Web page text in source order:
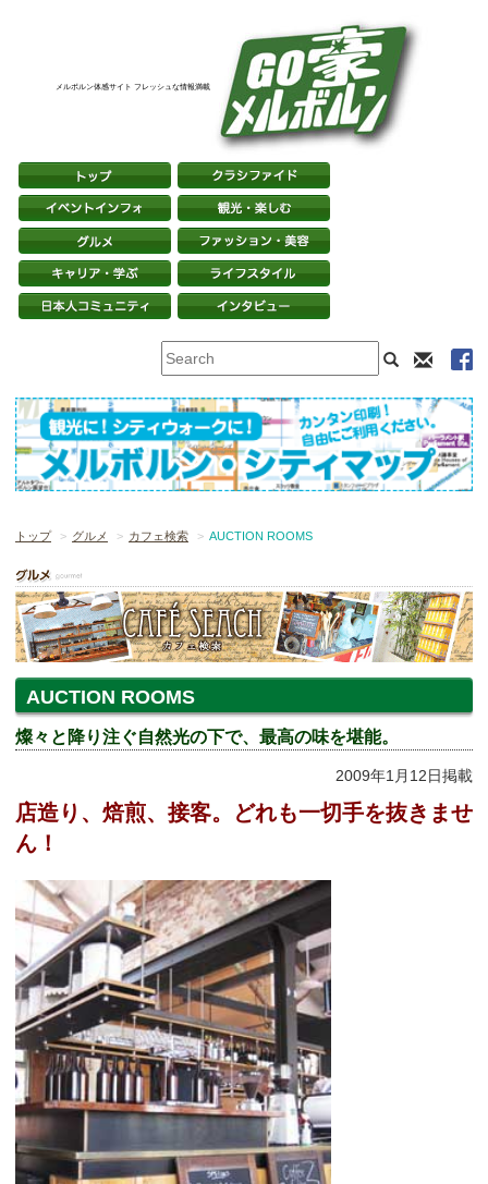
メルボルン体感サイト フレッシュな情報満載
トップ グルメ カフェ検索 AUCTION ROOMS
AUCTION ROOMS
燦々と降り注ぐ自然光の下で、最高の味を堪能。
2009年1月12日掲載
店造り、焙煎、接客。どれも一切手を抜きませ
ん！